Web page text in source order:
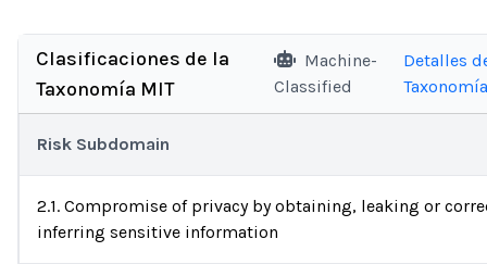
Clasificaciones de la
Taxonomía MIT
Machine-
Classified
Detalles
Taxonomía
Risk Subdomain
2.1. Compromise of privacy by obtaining, leaking or
inferring sensitive information